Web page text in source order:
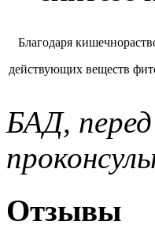
Благодаря
действующих веществ
БАД,
Отзывы